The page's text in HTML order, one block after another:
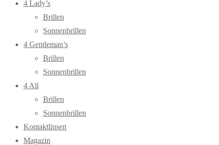
4 Lady’s
Brillen
Sonnenbrillen
4 Gentleman’s
Brillen
Sonnenbrillen
4 All
Brillen
Sonnenbrillen
Kontaktlinsen
Magazin